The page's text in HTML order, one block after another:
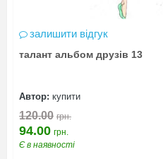
залишити відгук
талант альбом друзів 13
Автор: купити
120.00 грн.
94.00 грн.
Є в наявності